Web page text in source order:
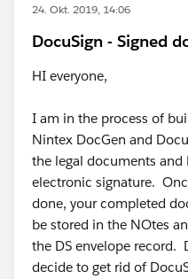
24. Okt. 2019, 14:06
DocuSign - Signed
HI everyone,
I am in the process of
Nintex DocGen and
the legal documents
electronic signature.
done, your completed
be stored in the NOtes
the DS envelope record.
decide to get rid of